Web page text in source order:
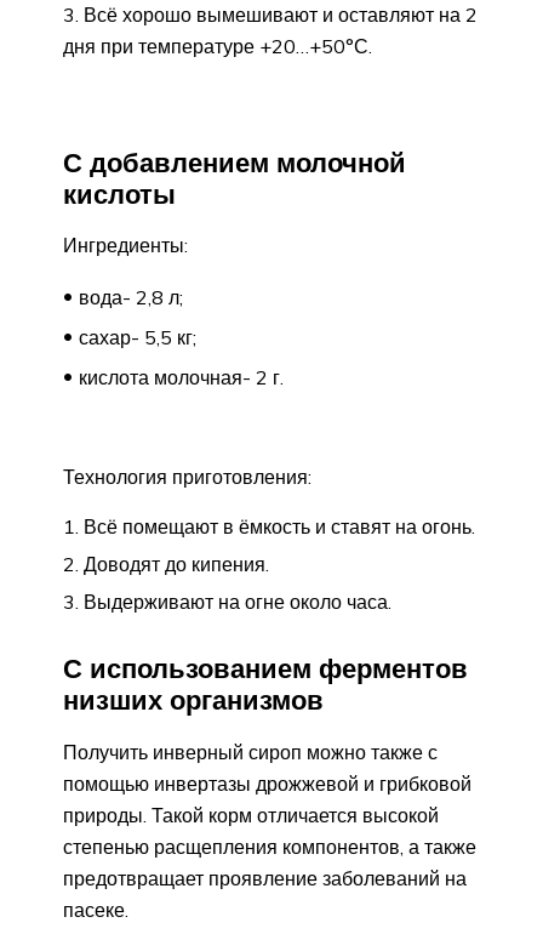
Всё хорошо вымешивают и оставляют на 2
дня при температуре +20…+50°С.
С добавлением молочной
кислоты
Ингредиенты:
вода- 2,8 л;
сахар- 5,5 кг;
кислота молочная- 2 г.
Технология приготовления:
Всё помещают в ёмкость и ставят на огонь.
Доводят до кипения.
Выдерживают на огне около часа.
С использованием ферментов
низших организмов
Получить инверный сироп можно также с
помощью инвертазы дрожжевой и грибковой
природы. Такой корм отличается высокой
степенью расщепления компонентов, а также
предотвращает проявление заболеваний на
пасеке.